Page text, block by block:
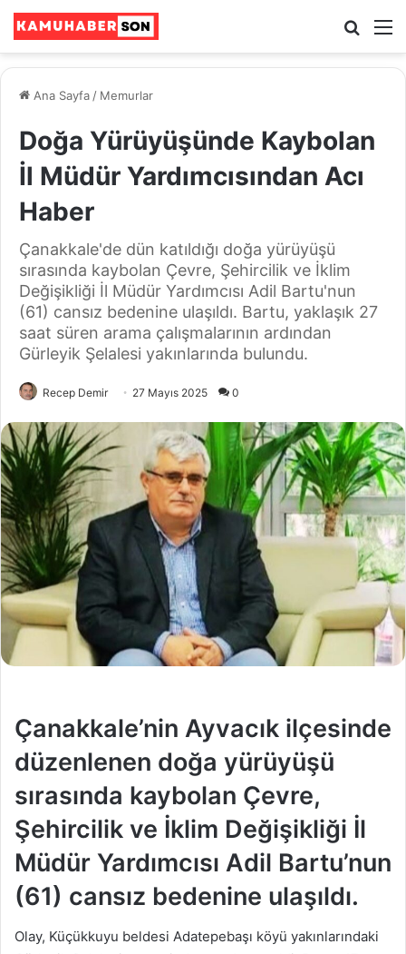
Ara
Ana Sayfa / Memurlar
Doğa Yürüyüşünde Kaybolan
İl Müdür Yardımcısından Acı
Haber
Çanakkale'de dün katıldığı doğa yürüyüşü
sırasında kaybolan Çevre, Şehircilik ve İklim
Değişikliği İl Müdür Yardımcısı Adil Bartu'nun
(61) cansız bedenine ulaşıldı. Bartu, yaklaşık 27
saat süren arama çalışmalarının ardından
Gürleyik Şelalesi yakınlarında bulundu.
Recep Demir 27 Mayıs 2025 0
Çanakkale’nin Ayvacık ilçesinde
düzenlenen doğa yürüyüşü
sırasında kaybolan Çevre,
Şehircilik ve İklim Değişikliği İl
Müdür Yardımcısı Adil Bartu’nun
(61) cansız bedenine ulaşıldı.
Olay, Küçükkuyu beldesi Adatepebaşı köyü yakınlarındaki